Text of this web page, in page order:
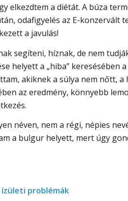
elkezdtem a diétát. A búza
odafigyelés az E-konzervált
a javulás!
segíteni, híznak, de nem
helyett a „hiba” keresésében a
akiknek a súlya nem nőtt, a
az eredmény, könnyebb
néven, nem a régi, népies
a bulgur helyett, mert úgy
ízületi problémák